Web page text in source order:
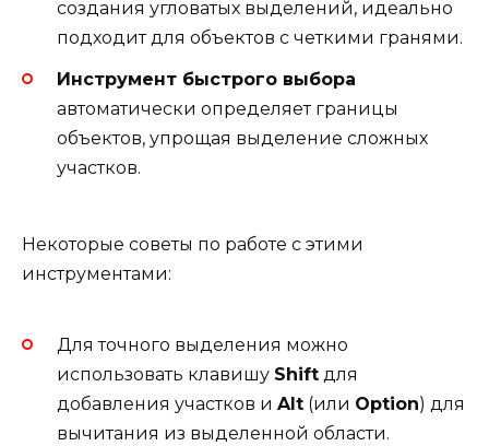
создания угловатых выделений, идеально
подходит для объектов с четкими гранями.
Инструмент быстрого выбора
автоматически определяет границы
объектов, упрощая выделение сложных
участков.
Некоторые советы по работе с этими
инструментами:
Для точного выделения можно
использовать клавишу Shift для
добавления участков и Alt (или Option) для
вычитания из выделенной области.